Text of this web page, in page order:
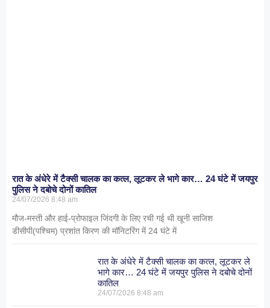
रात के अंधेरे में टैक्सी चालक का कत्ल, लूटकर ले भागे कार… 24 घंटे में जयपुर
पुलिस ने दबोचे दोनों कातिल
24/07/2026 8:48 am
मौज-मस्ती और हाई-प्रोफाइल जिंदगी के लिए रची गई थी खूनी साजिश
डीसीपी(पश्चिम) प्रशांत किरण की मॉनिटरिंग में 24 घंटे में
रात के अंधेरे में टैक्सी चालक का कत्ल, लूटकर ले
भागे कार… 24 घंटे में जयपुर पुलिस ने दबोचे दोनों
कातिल
24/07/20268:48 am